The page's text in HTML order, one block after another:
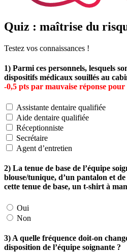
Quiz : maîtrise du
Testez vos connaissances !
1) Parmi ces personnels, lesquels
dispositifs médicaux souillés au
-0,5 pts par mauvaise réponse
Assistante dentaire qualifiée
Aide dentaire qualifiée
Réceptionniste
Secrétaire
Agent d’entretien
2) La tenue de base de l’équipe
blouse/tunique, d’un pantalon et
cette tenue de base, un t-shirt à
Oui
Non
3) A quelle fréquence doit-on
disposition de l’équipe soignante ?